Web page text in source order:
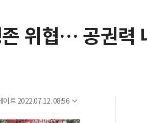
위협… 공권력
이트 2022.07.12. 08:56